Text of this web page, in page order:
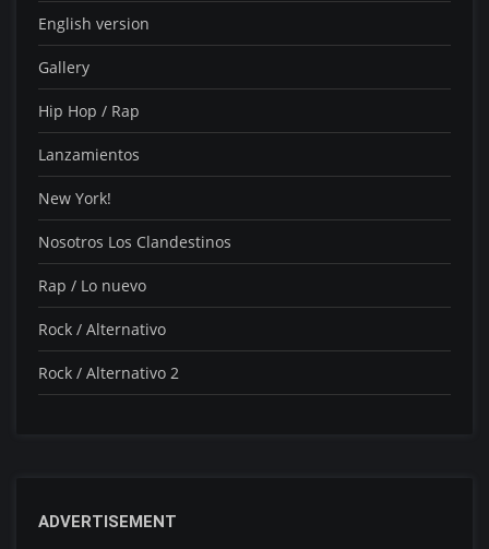
English version
Gallery
Hip Hop / Rap
Lanzamientos
New York!
Nosotros Los Clandestinos
Rap / Lo nuevo
Rock / Alternativo
Rock / Alternativo 2
ADVERTISEMENT